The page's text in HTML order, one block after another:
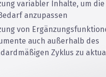
variabler Inhalte, um die
anzupassen
von
auch außerhalb des
Zyklus zu